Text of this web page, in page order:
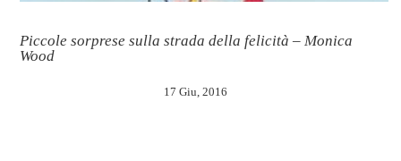
Piccole sorprese sulla strada della felicità – Monica
Wood
17 Giu, 2016